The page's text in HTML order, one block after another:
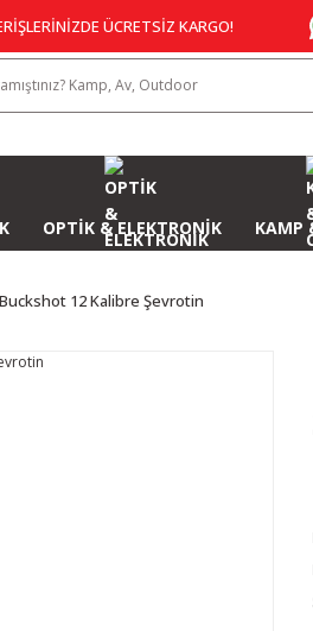
ÜCRETSİZ KARGO!
OPTİK & ELEKTRONİK KAMP
12 Kalibre Şevrotin